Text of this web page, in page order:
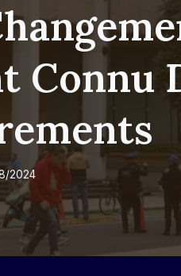
Connu
2024